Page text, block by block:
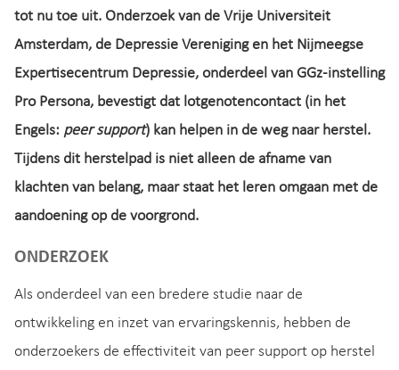
tot nu toe uit. Onderzoek van de Vrije Universiteit
Amsterdam, de Depressie Vereniging en het Nijmeegse
Expertisecentrum Depressie, onderdeel van GGz-instelling
Pro Persona, bevestigt dat lotgenotencontact (in het
Engels: peer support) kan helpen in de weg naar herstel.
Tijdens dit herstelpad is niet alleen de afname van
klachten van belang, maar staat het leren omgaan met de
aandoening op de voorgrond.
ONDERZOEK
Als onderdeel van een bredere studie naar de
ontwikkeling en inzet van ervaringskennis, hebben de
onderzoekers de effectiviteit van peer support op herstel